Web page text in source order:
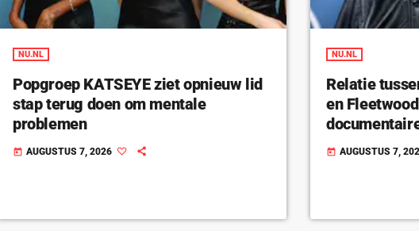
NU.NL
Popgroep KATSEYE ziet opnieuw lid
stap terug doen om mentale
problemen
today AUGUSTUS 7, 2026
NU.NL
Relatie
en
today AUGUSTUS 7,